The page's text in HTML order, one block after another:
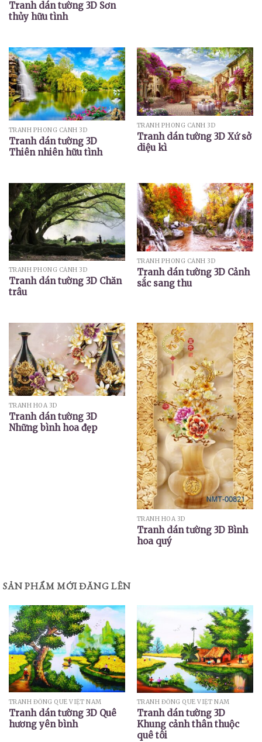
Tranh dán tường 3D Sơn
thủy hữu tình
TRANH PHONG CẢNH 3D
Tranh dán tường 3D
Thiên nhiên hữu tình
TRANH PHONG CẢNH 3D
Tranh dán tường 3D Xứ sở
diệu kì
TRANH PHONG CẢNH 3D
Tranh dán tường 3D Chăn
trâu
TRANH PHONG CẢNH 3D
Tranh dán tường 3D Cảnh
sắc sang thu
TRANH HOA 3D
Tranh dán tường 3D
Những bình hoa đẹp
TRANH HOA 3D
Tranh dán tường 3D Bình
hoa quý
SẢN PHẨM MỚI ĐĂNG LÊN
TRANH ĐỒNG QUÊ VIỆT NAM
Tranh dán tường 3D Quê
hương yên bình
TRANH ĐỒNG QUÊ VIỆT NAM
Tranh dán tường 3D
Khung cảnh thân thuộc
quê tôi